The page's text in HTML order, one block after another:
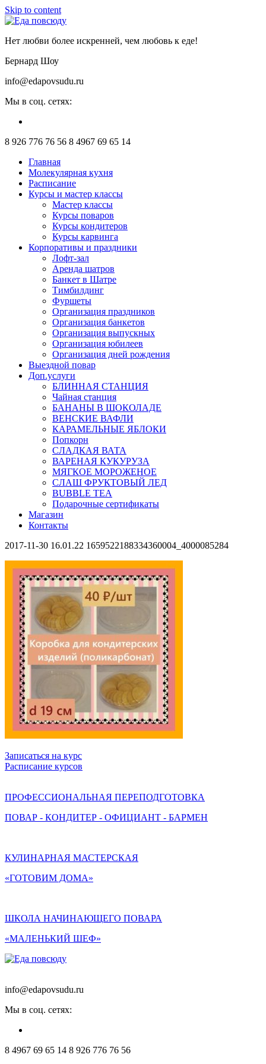
Skip to content
Нет любви более искренней, чем любовь к еде!
Бернард Шоу
info@edapovsudu.ru
Мы в соц. сетях:
8 926 776 76 56 8 4967 69 65 14
Главная
Молекулярная кухня
Расписание
Курсы и мастер классы
Мастер классы
Курсы поваров
Курсы кондитеров
Курсы карвинга
Корпоративы и праздники
Лофт-зал
Аренда шатров
Банкет в Шатре
Тимбилдинг
Фуршеты
Организация праздников
Организация банкетов
Организация выпускных
Организация юбилеев
Организация дней рождения
Выездной повар
Доп.услуги
БЛИННАЯ СТАНЦИЯ
Чайная станция
БАНАНЫ В ШОКОЛАДЕ
ВЕНСКИЕ ВАФЛИ
КАРАМЕЛЬНЫЕ ЯБЛОКИ
Попкорн
СЛАДКАЯ ВАТА
ВАРЕНАЯ КУКУРУЗА
МЯГКОЕ МОРОЖЕНОЕ
СЛАШ ФРУКТОВЫЙ ЛЕД
BUBBLE TEA
Подарочные сертификаты
Магазин
Контакты
2017-11-30 16.01.22 1659522188334360004_4000085284
Записаться на курс
Расписание курсов
ПРОФЕССИОНАЛЬНАЯ ПЕРЕПОДГОТОВКА
ПОВАР - КОНДИТЕР - ОФИЦИАНТ - БАРМЕН
КУЛИНАРНАЯ МАСТЕРСКАЯ
«ГОТОВИМ ДОМА»
ШКОЛА НАЧИНАЮЩЕГО ПОВАРА
«МАЛЕНЬКИЙ ШЕФ»
info@edapovsudu.ru
Мы в соц. сетях:
8 4967 69 65 14 8 926 776 76 56